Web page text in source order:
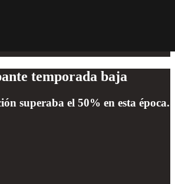
temporada baja
superaba el 50% en esta época.